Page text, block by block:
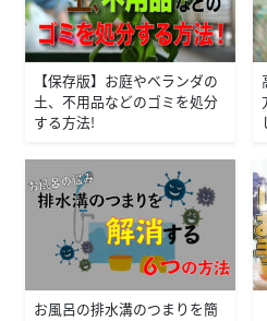
【保存版】お庭やベランダの
土、不用品などのゴミを処分
する方法！
お風呂の排水溝のつまりを簡